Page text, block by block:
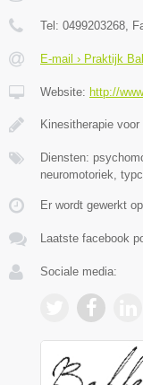
Tel: 0499203268 ,
E-mail › Praktijk
Website: http://
Kinesitherapie
Diensten:
neuromotoriek,
Er wordt gewerkt
Laatste facebook
Sociale media: